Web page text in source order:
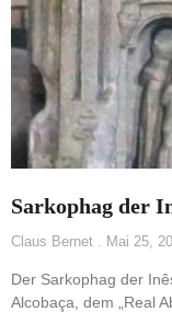
Sarkophag der
Claus Bernet Mai 25,
Der Sarkophag der
Alcobaça, dem „Real